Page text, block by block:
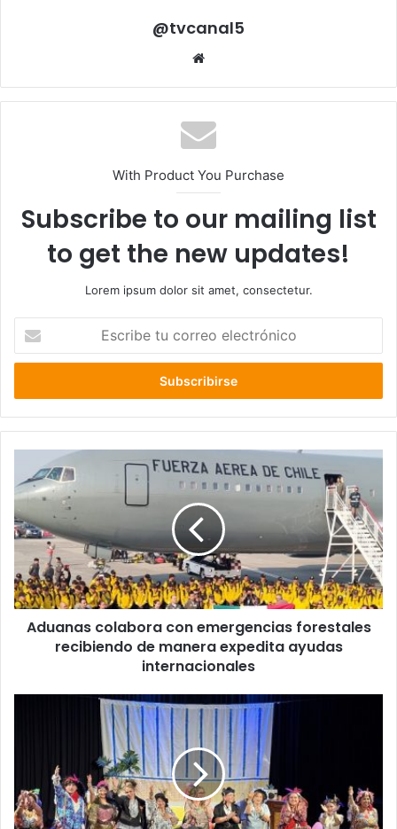
@tvcanal5
With Product You Purchase
Subscribe to our mailing list
to get the new updates!
Lorem ipsum dolor sit amet, consectetur.
correo
Aduanas
colabora
con
emergencias
forestales
recibiendo
de
manera
expedita
ayudas
internacionales
Aduanas colabora con emergencias forestales
recibiendo de manera expedita ayudas
internacionales
Escénicas
de
Paillaco